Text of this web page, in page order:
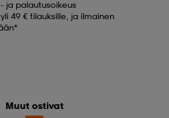
ja palautusoikeus
49 € tilauksille, ja ilmainen
Muut ostivat